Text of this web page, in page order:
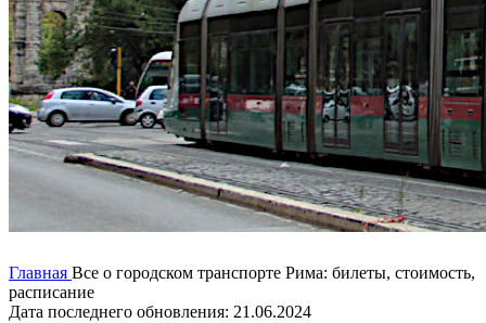
Главная Все о городском транспорте Рима: билеты, стоимость,
расписание
Дата последнего обновления: 21.06.2024